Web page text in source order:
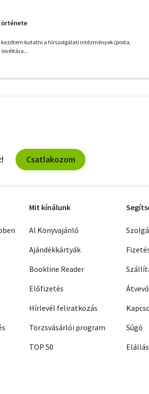
kutatni a hírszolgálati intézmények (posta,
szűrők
Csatlakozom
Mit kínálunk
AI Könyvajánló
Ajándékkártyák
Bookline Reader
Előfizetés
Hírlevél feliratkozás
Törzsvásárlói program
TOP 50
Súgó
Elállás